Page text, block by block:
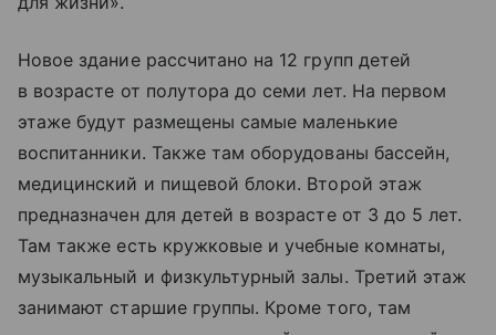
Новое здание рассчитано на 12 групп детей
в возрасте от полутора до семи лет. На первом
этаже будут размещены самые маленькие
воспитанники. Также там оборудованы бассейн,
медицинский и пищевой блоки. Второй этаж
предназначен для детей в возрасте от 3 до 5 лет.
Там также есть кружковые и учебные комнаты,
музыкальный и физкультурный залы. Третий этаж
занимают старшие группы. Кроме того, там